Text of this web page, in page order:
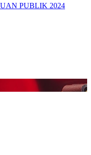
PUBLIK 2024